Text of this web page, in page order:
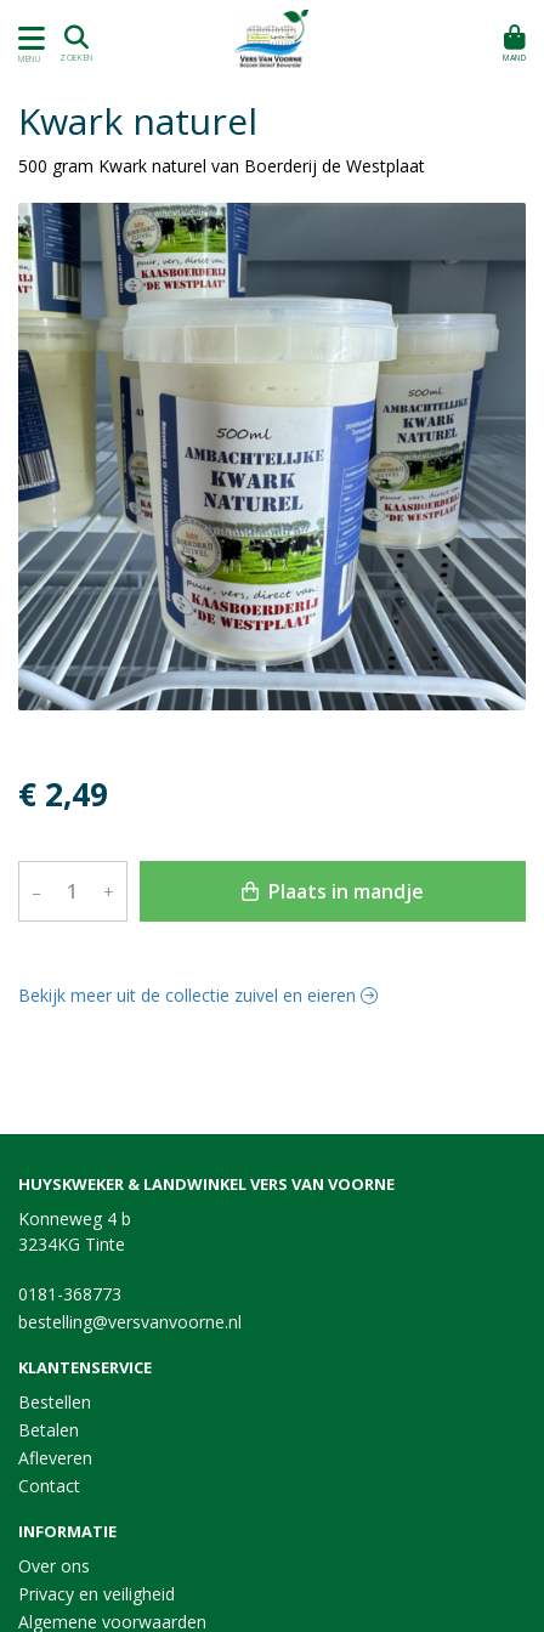
MENU ZOEKEN MAND
Kwark naturel
500 gram Kwark naturel van Boerderij de Westplaat
€ 2,49
– + Plaats in mandje
Bekijk meer uit de collectie zuivel en eieren
HUYSKWEKER & LANDWINKEL VERS VAN VOORNE
Konneweg 4 b
3234KG Tinte
0181-368773
bestelling@versvanvoorne.nl
KLANTENSERVICE
Bestellen
Betalen
Afleveren
Contact
INFORMATIE
Over ons
Privacy en veiligheid
Algemene voorwaarden